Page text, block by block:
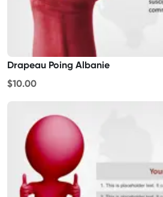
Drapeau Poing Albanie
$10.00